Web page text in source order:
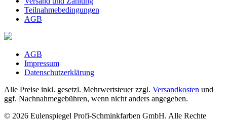
Teilnahmebedingungen
AGB
AGB
Impressum
Datenschutzerklärung
Alle Preise inkl. gesetzl. Mehrwertsteuer zzgl. Versandkosten und
ggf. Nachnahmegebühren, wenn nicht anders angegeben.
© 2026 Eulenspiegel Profi-Schminkfarben GmbH. Alle Rechte